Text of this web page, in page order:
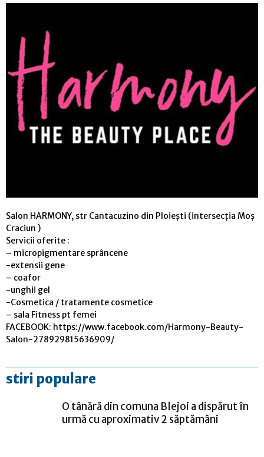
Salon HARMONY, str Cantacuzino din Ploiești (intersecția Moș
Craciun )
Servicii oferite :
– micropigmentare sprâncene
-extensii gene
– coafor
-unghii gel
-Cosmetica / tratamente cosmetice
– sala Fitness pt femei
FACEBOOK: https://www.facebook.com/Harmony-Beauty-
Salon-278929815636909/
stiri populare
O tânără din comuna Blejoi a dispărut în
urmă cu aproximativ 2 săptămâni